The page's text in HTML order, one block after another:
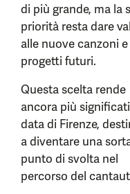
di più grande, ma la
priorità resta dare
alle nuove canzoni
progetti futuri.
Questa scelta rende
ancora più
data di Firenze,
a diventare una
punto di svolta nel
percorso del